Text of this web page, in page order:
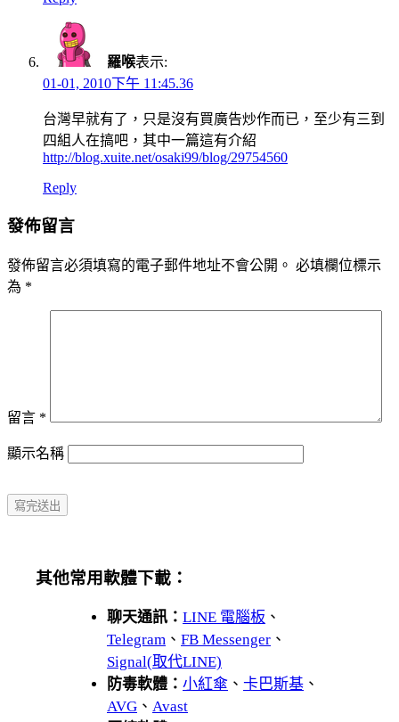
羅喉表示:
01-01, 2010下午 11:45.36
台灣早就有了，只是沒有買廣告炒作而已，至少有三到
四組人在搞吧，其中一篇這有介紹
http://blog.xuite.net/osaki99/blog/29754560
Reply
發佈留言
發佈留言必須填寫的電子郵件地址不會公開。 必填欄位標示
為 *
留言 *
顯示名稱
其他常用軟體下載：
聊天通訊： LINE 電腦板 、
Telegram 、 FB Messenger 、
Signal(取代LINE)
防毒軟體： 小紅傘 、 卡巴斯基 、
AVG 、 Avast